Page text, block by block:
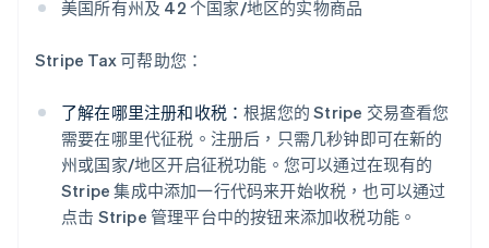
美国所有州及 42 个国家/地区的实物商品
Stripe Tax 可帮助您：
了解在哪里注册和收税：根据您的 Stripe 交易查看您
需要在哪里代征税。注册后，只需几秒钟即可在新的
州或国家/地区开启征税功能。您可以通过在现有的
Stripe 集成中添加一行代码来开始收税，也可以通过
点击 Stripe 管理平台中的按钮来添加收税功能。